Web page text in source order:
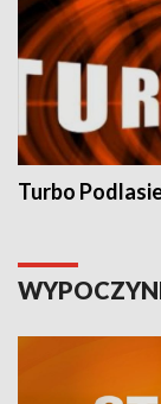
Turbo